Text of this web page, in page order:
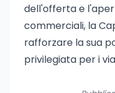
dell'offerta e
commerciali, la
rafforzare la sua
privilegiata per i